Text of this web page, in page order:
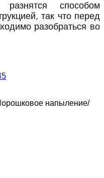
способом
так что перед
разобраться во
напыление/